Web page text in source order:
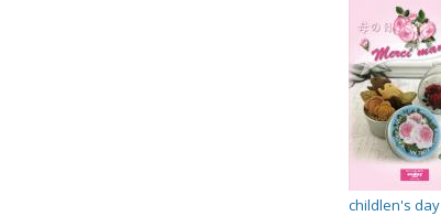
childlen's day